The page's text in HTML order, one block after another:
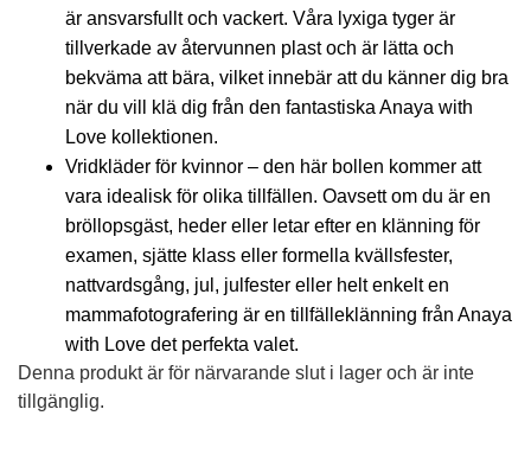
är ansvarsfullt och vackert. Våra lyxiga tyger är
tillverkade av återvunnen plast och är lätta och
bekväma att bära, vilket innebär att du känner dig bra
när du vill klä dig från den fantastiska Anaya with
Love kollektionen.
Vridkläder för kvinnor – den här bollen kommer att
vara idealisk för olika tillfällen. Oavsett om du är en
bröllopsgäst, heder eller letar efter en klänning för
examen, sjätte klass eller formella kvällsfester,
nattvardsgång, jul, julfester eller helt enkelt en
mammafotografering är en tillfälleklänning från Anaya
with Love det perfekta valet.
Denna produkt är för närvarande slut i lager och är inte
tillgänglig.